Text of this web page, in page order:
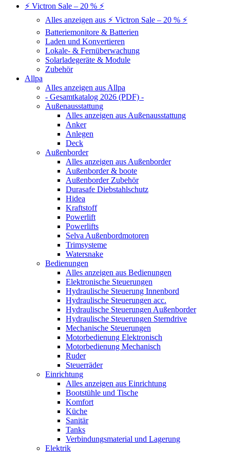
⚡ Victron Sale – 20 % ⚡
Alles anzeigen aus ⚡ Victron Sale – 20 % ⚡
Batteriemonitore & Batterien
Laden und Konvertieren
Lokale- & Fernüberwachung
Solarladegeräte & Module
Zubehör
Allpa
Alles anzeigen aus Allpa
- Gesamtkatalog 2026 (PDF) -
Außenausstattung
Alles anzeigen aus Außenausstattung
Anker
Anlegen
Deck
Außenborder
Alles anzeigen aus Außenborder
Außenborder & boote
Außenborder Zubehör
Durasafe Diebstahlschutz
Hidea
Kraftstoff
Powerlift
Powerlifts
Selva Außenbordmotoren
Trimsysteme
Watersnake
Bedienungen
Alles anzeigen aus Bedienungen
Elektronische Steuerungen
Hydraulische Steuerung Innenbord
Hydraulische Steuerungen acc.
Hydraulische Steuerungen Außenborder
Hydraulische Steuerungen Sterndrive
Mechanische Steuerungen
Motorbedienung Elektronisch
Motorbedienung Mechanisch
Ruder
Steuerräder
Einrichtung
Alles anzeigen aus Einrichtung
Bootstühle und Tische
Komfort
Küche
Sanitär
Tanks
Verbindungsmaterial und Lagerung
Elektrik